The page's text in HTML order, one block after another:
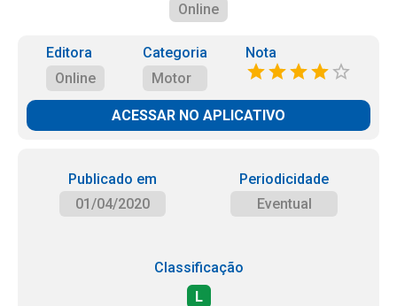
Online
Editora
Online
Categoria
Motor
Nota
ACESSAR NO APLICATIVO
Publicado em
01/04/2020
Periodicidade
Eventual
Classificação
L